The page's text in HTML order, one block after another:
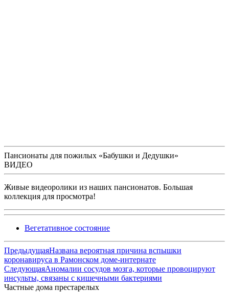
Пансионаты для пожилых «Бабушки и Дедушки»
ВИДЕО
Живые видеоролики из наших пансионатов. Большая
коллекция для просмотра!
Вегетативное состояние
ПредыдущаяНазвана вероятная причина вспышки
коронавируса в Рамонском доме-интернате
СледующаяАномалии сосудов мозга, которые провоцируют
инсульты, связаны с кишечными бактериями
Частные дома престарелых